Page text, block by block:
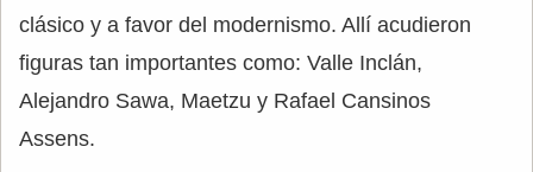
clásico y a favor del modernismo. Allí acudieron
figuras tan importantes como: Valle Inclán,
Alejandro Sawa, Maetzu y Rafael Cansinos
Assens.